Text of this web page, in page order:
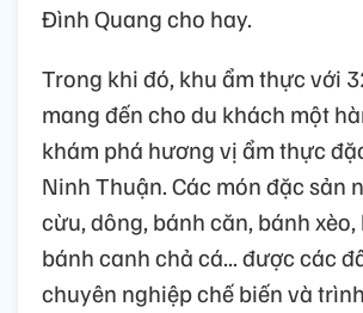
Đình Quang cho hay.
Trong khi đó, khu ẩm thực với
mang đến cho du khách một
khám phá hương vị ẩm thực
Ninh Thuận. Các món đặc sản
cừu, dông, bánh căn, bánh xèo,
bánh canh chả cá... được các
chuyên nghiệp chế biến và